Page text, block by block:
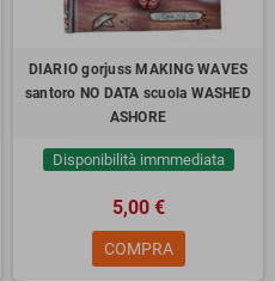
DIARIO gorjuss MAKING WAVES
santoro NO DATA scuola WASHED
ASHORE
Disponibilità immmediata
5,00 €
COMPRA